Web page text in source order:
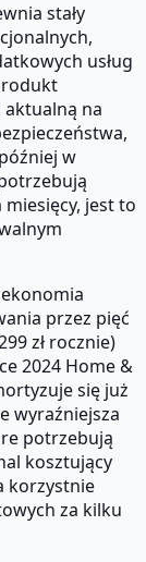
stały
usług
na
w
jest to
przez pięć
zł rocznie)
2024 Home &
się już
wyraźniejsza
potrzebują
kosztujący
korzystnie
za kilku